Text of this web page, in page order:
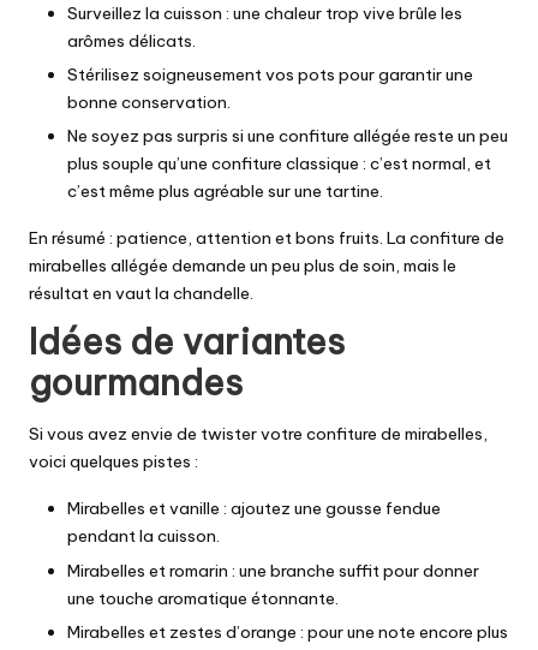
Surveillez la cuisson : une chaleur trop vive brûle les
arômes délicats.
Stérilisez soigneusement vos pots pour garantir une
bonne conservation.
Ne soyez pas surpris si une confiture allégée reste un peu
plus souple qu’une confiture classique : c’est normal, et
c’est même plus agréable sur une tartine.
En résumé : patience, attention et bons fruits. La confiture de
mirabelles allégée demande un peu plus de soin, mais le
résultat en vaut la chandelle.
Idées de variantes
gourmandes
Si vous avez envie de twister votre confiture de mirabelles,
voici quelques pistes :
Mirabelles et vanille : ajoutez une gousse fendue
pendant la cuisson.
Mirabelles et romarin : une branche suffit pour donner
une touche aromatique étonnante.
Mirabelles et zestes d’orange : pour une note encore plus